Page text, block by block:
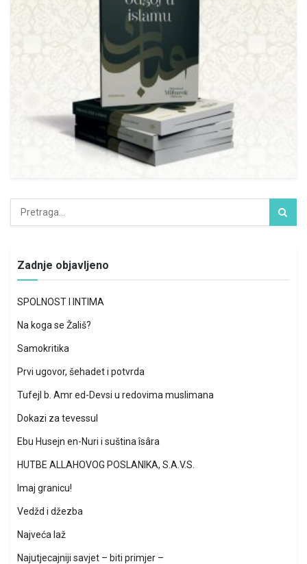
Zadnje objavljeno
SPOLNOST I INTIMA
Na koga se Žališ?
Samokritika
Prvi ugovor, šehadet i potvrda
Tufejl b. Amr ed-Devsi u redovima muslimana
Dokazi za tevessul
Ebu Husejn en-Nuri i suština îsâra
HUTBE ALLAHOVOG POSLANIKA, S.A.V.S.
Imaj granicu!
Vedžd i džezba
Najveća laž
Najutjecajniji savjet – biti primjer –